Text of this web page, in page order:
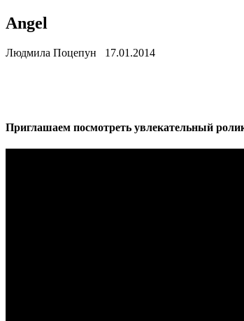
Angel
Людмила Поцепун 17.01.2014
Приглашаем посмотреть увлекательный